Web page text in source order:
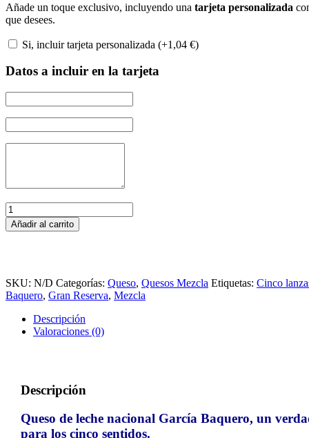
Añade un toque exclusivo, incluyendo una tarjeta personalizada
que desees.
Si, incluir tarjeta personalizada (+1,04 €)
Datos a incluir en la tarjeta
Bola
Queso
GARCIA
3
Kg.
Añadir al carrito
SKU: N/D Categorías: Queso, Quesos Mezcla Etiquetas: Cinco
Baquero, Gran Reserva, Mezcla
Descripción
Valoraciones (0)
Descripción
Queso de leche nacional García Baquero, un
para los cinco sentidos.